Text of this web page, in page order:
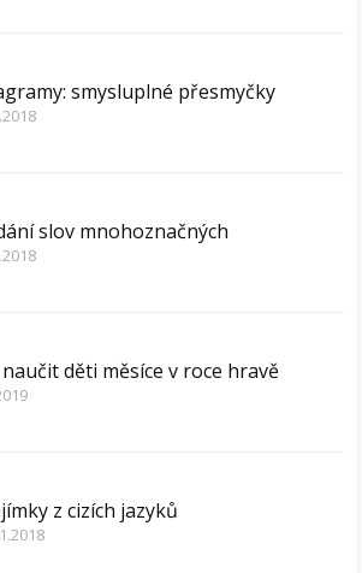
smysluplné přesmyčky
slov mnohoznačných
naučit děti měsíce v roce hravě
z cizích jazyků